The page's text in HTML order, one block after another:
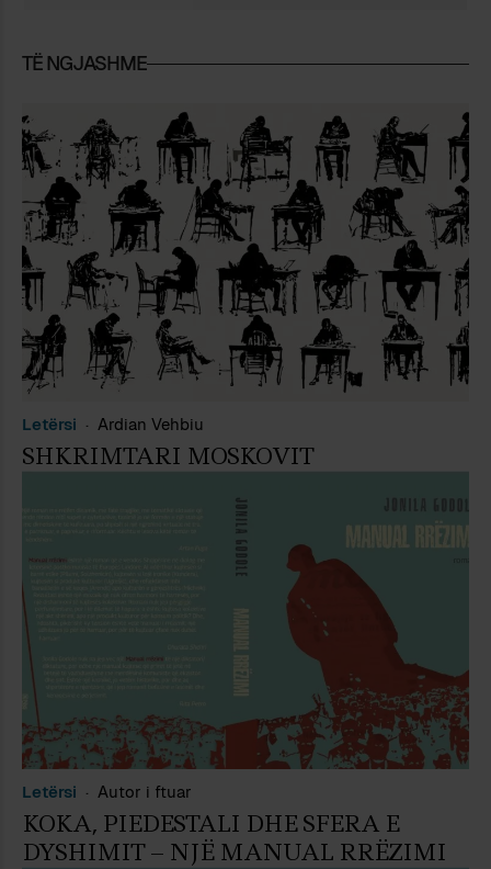
e tij alternative ka botuar në Shqipëri
vëllime me poezi dhe gjashtë me
prozë të shkurtër. Ka botuar
gjithashtu edhe dhjetë libra me
përkthime nga italishtja dhe
anglishtja, gati ekskluzivisht libra
poetikë, nga Guido Cavalcanti e tëhu.
TË NGJASHME
Letërsi Ardian Vehbiu
SHKRIMTARI MOSKOVIT
Letërsi Autor i ftuar
KOKA, PIEDESTALI DHE SFERA E
DYSHIMIT – NJË MANUAL RRËZIMI